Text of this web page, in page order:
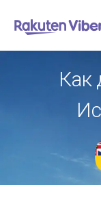
Как